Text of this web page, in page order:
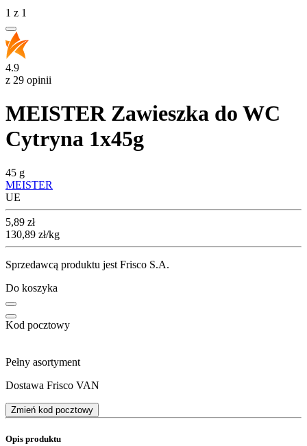
1 z 1
4.9
z 29 opinii
MEISTER Zawieszka do WC
Cytryna 1x45g
45 g
MEISTER
UE
Cena
5,89 zł
130,89 zł/kg
Sprzedawcą produktu jest Frisco S.A.
Do koszyka
Kod pocztowy
Pełny asortyment
Dostawa Frisco VAN
Zmień kod pocztowy
Opis produktu